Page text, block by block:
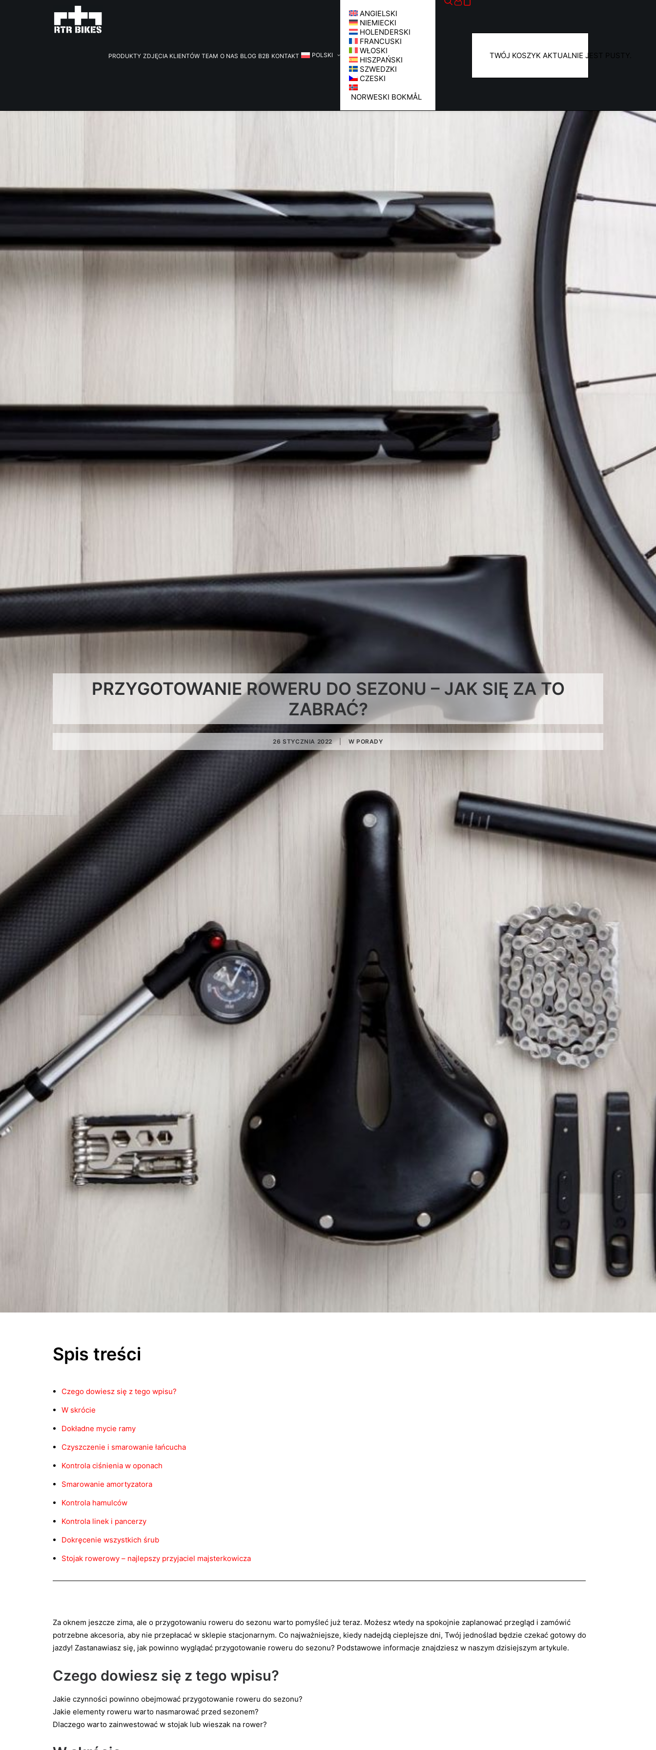
PRODUKTY ZDJĘCIA KLIENTÓW TEAM O NAS BLOG B2B KONTAKT POLSKI
ANGIELSKI
NIEMIECKI
HOLENDERSKI
FRANCUSKI
WŁOSKI
HISZPAŃSKI
SZWEDZKI
CZESKI
NORWESKI BOKMÅL
TWÓJ KOSZYK AKTUALNIE JEST PUSTY.
PRZYGOTOWANIE ROWERU DO SEZONU – JAK SIĘ ZA TO
ZABRAĆ?
26 STYCZNIA 2022 W PORADY
Spis treści
Czego dowiesz się z tego wpisu?
W skrócie
Dokładne mycie ramy
Czyszczenie i smarowanie łańcucha
Kontrola ciśnienia w oponach
Smarowanie amortyzatora
Kontrola hamulców
Kontrola linek i pancerzy
Dokręcenie wszystkich śrub
Stojak rowerowy – najlepszy przyjaciel majsterkowicza
Za oknem jeszcze zima, ale o przygotowaniu roweru do sezonu warto pomyśleć już teraz. Możesz wtedy na spokojnie zaplanować przegląd i zamówić
potrzebne akcesoria, aby nie przepłacać w sklepie stacjonarnym. Co najważniejsze, kiedy nadejdą cieplejsze dni, Twój jednoślad będzie czekać gotowy do
jazdy! Zastanawiasz się, jak powinno wyglądać przygotowanie roweru do sezonu? Podstawowe informacje znajdziesz w naszym dzisiejszym artykule.
Czego dowiesz się z tego wpisu?
Jakie czynności powinno obejmować przygotowanie roweru do sezonu?
Jakie elementy roweru warto nasmarować przed sezonem?
Dlaczego warto zainwestować w stojak lub wieszak na rower?